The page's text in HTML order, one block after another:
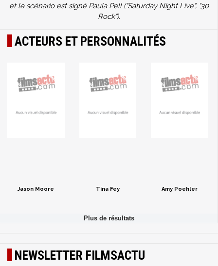
et le scénario est signé Paula Pell ("Saturday Night Live", "30
Rock").
ACTEURS ET PERSONNALITÉS
Jason Moore Tina Fey Amy Poehler
NEWSLETTER FILMSACTU